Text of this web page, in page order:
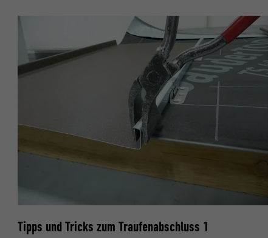
Tipps und Tricks zum Traufenabschluss 1